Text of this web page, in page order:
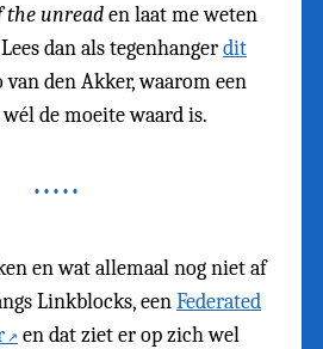
the unreaden laat me weten
dan als tegenhangerdit
van den Akker, waarom een
de moeite waard is.
en wat allemaal nog niet af
Linkblocks, eenFederated
en dat ziet er op zich wel